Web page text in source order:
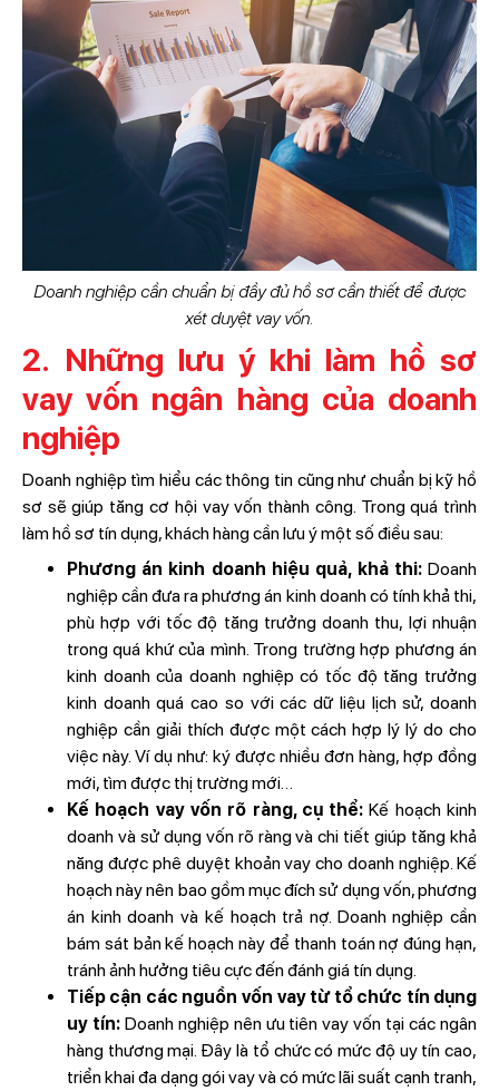
Doanh nghiệp cần chuẩn bị đầy đủ hồ sơ cần thiết để được
xét duyệt vay vốn.
2. Những lưu ý khi làm hồ sơ
vay vốn ngân hàng của doanh
nghiệp
Doanh nghiệp tìm hiểu các thông tin cũng như chuẩn bị kỹ hồ
sơ sẽ giúp tăng cơ hội vay vốn thành công. Trong quá trình
làm hồ sơ tín dụng, khách hàng cần lưu ý một số điều sau:
Phương án kinh doanh hiệu quả, khả thi:Doanh
nghiệp cần đưa ra phương án kinh doanh có tính khả thi,
phù hợp với tốc độ tăng trưởng doanh thu, lợi nhuận
trong quá khứ của mình. Trong trường hợp phương án
kinh doanh của doanh nghiệp có tốc độ tăng trưởng
kinh doanh quá cao so với các dữ liệu lịch sử, doanh
nghiệp cần giải thích được một cách hợp lý lý do cho
việc này. Ví dụ như: ký được nhiều đơn hàng, hợp đồng
mới, tìm được thị trường mới…
Kế hoạch vay vốn rõ ràng, cụ thể:Kế hoạch kinh
doanh và sử dụng vốn rõ ràng và chi tiết giúp tăng khả
năng được phê duyệt khoản vay cho doanh nghiệp. Kế
hoạch này nên bao gồm mục đích sử dụng vốn, phương
án kinh doanh và kế hoạch trả nợ. Doanh nghiệp cần
bám sát bản kế hoạch này để thanh toán nợ đúng hạn,
tránh ảnh hưởng tiêu cực đến đánh giá tín dụng.
Tiếp cận các nguồn vốn vay từ tổ chức tín dụng
uy tín:Doanh nghiệp nên ưu tiên vay vốn tại các ngân
hàng thương mại. Đây là tổ chức có mức độ uy tín cao,
triển khai đa dạng gói vay và có mức lãi suất cạnh tranh,